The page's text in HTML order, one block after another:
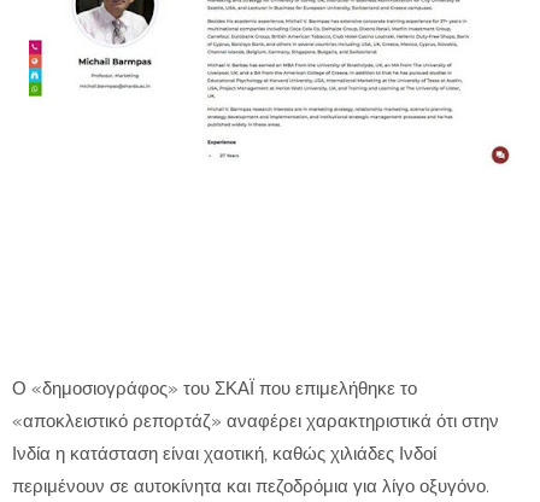
Ο «δημοσιογράφος» του ΣΚΑΪ που επιμελήθηκε το
«αποκλειστικό ρεπορτάζ» αναφέρει χαρακτηριστικά ότι στην
Ινδία η κατάσταση είναι χαοτική, καθώς χιλιάδες Ινδοί
περιμένουν σε αυτοκίνητα και πεζοδρόμια για λίγο οξυγόνο.